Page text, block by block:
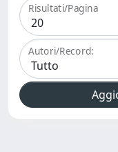
Risultati/Pagina
Autori/Record: